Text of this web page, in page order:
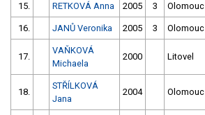
15. RETKOVÁ Anna 2005 3 Olomouc
16. JANŮ Veronika 2005 3 Olomouc
17.
VAŇKOVÁ
Michaela
2000 Litovel
18.
STŘÍLKOVÁ
Jana
2004 Olomouc